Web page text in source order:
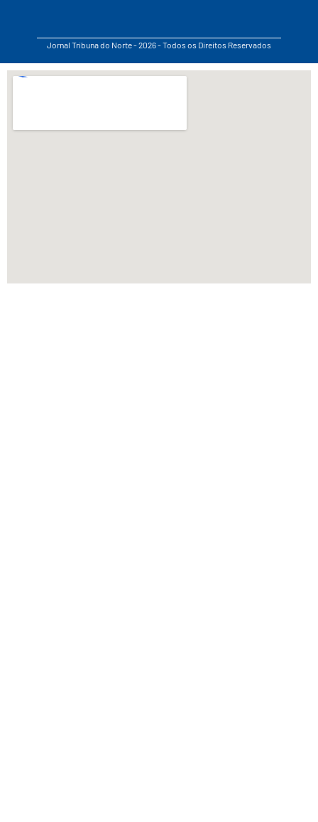
Jornal Tribuna do Norte - 2026 - Todos os Direitos Reservados